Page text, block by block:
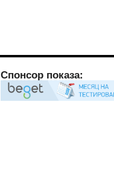
Спонсор показа: